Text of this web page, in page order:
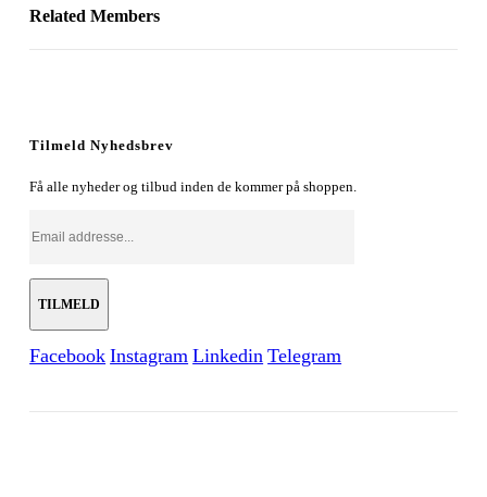
RelatedMembers
Tilmeld Nyhedsbrev
Få alle nyheder og tilbud inden de kommer på shoppen.
Facebook Instagram Linkedin Telegram